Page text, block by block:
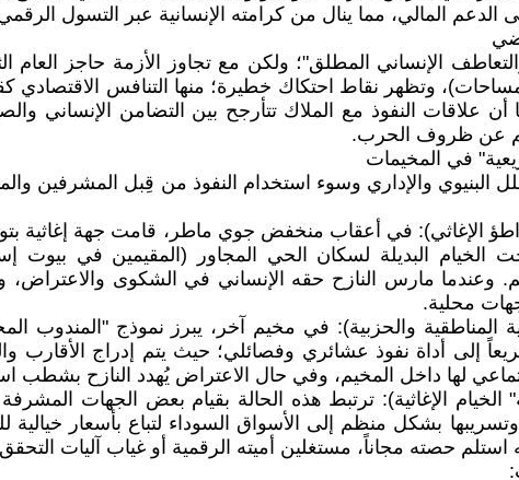
الدعم المالي، مما ينال من كرامته الإنسانية عبر التسول
الإنساني المطلق"؛ ولكن مع تجاوز الأزمة حاجز
وتظهر نقاط احتكاك خطيرة؛ منها التنافس الاقتصادي
أن علاقات النفوذ مع الملاك تتأرجح بين التضامن
عن ظروف الحرب.
في المخيمات
البنيوي والإداري وسوء استخدام النفوذ من قِبل المشرفين
الإغاثي): في أعقاب منخفض جوي ماطر، قامت جهة إغاثية
الخيام البديلة لسكان الحي المجاور (المقيمين في بيوت
وعندما مارس النازح حقه الإنساني في الشكوى والاعتراض،
محلية.
المناطقية والحزبية): في مخيم آخر، يبرز نموذج
إلى أداة نفوذ عشائري وفصائلي؛ حيث يتم إدراج الأقارب
لها داخل المخيم، وفي حال الاعتراض يُهدد النازح بشطب
الإغاثية): ترتبط هذه الحالة بقيام بعض الجهات
بشكل منظم إلى الأسواق السوداء لتباع بأسعار
استلم حصته مجاناً، مستغلين أميته الرقمية أو غياب آليات